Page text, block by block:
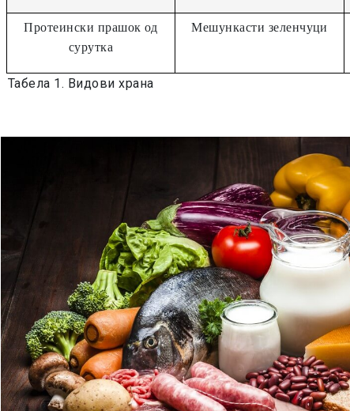
Протеински прашок од
сурутка
Мешункасти зеленчуци
Табела 1. Видови храна